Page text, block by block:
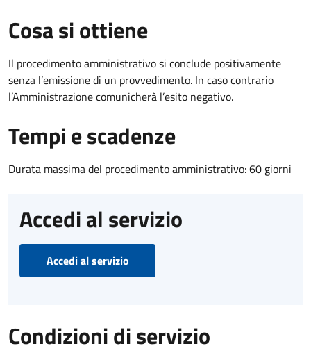
Cosa si ottiene
Il procedimento amministrativo si conclude positivamente
senza l’emissione di un provvedimento. In caso contrario
l’Amministrazione comunicherà l’esito negativo.
Tempi e scadenze
Durata massima del procedimento amministrativo: 60 giorni
Accedi al servizio
Accedi al servizio
Condizioni di servizio